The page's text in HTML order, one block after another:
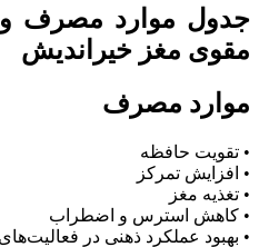
جدول موارد مصرف
مقوی مغز خیراندیش
موارد مصرف
• تقویت حافظه
• افزایش تمرکز
• تغذیه مغز
• کاهش استرس و اضطراب
• بهبود عملکرد ذهنی در